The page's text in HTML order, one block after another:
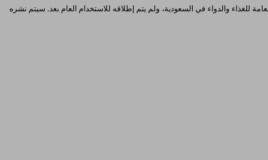
للغذاء والدواء في السعودية، ولم يتم إطلاقه للاستخدام العام بعد. سيتم نشره